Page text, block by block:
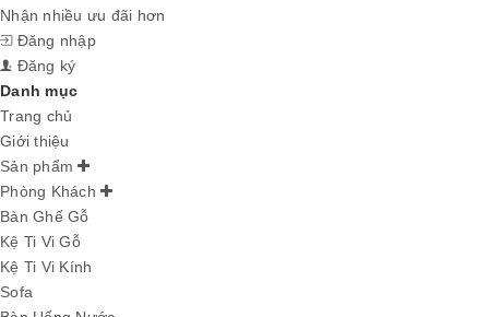
Nhận nhiều ưu đãi hơn
Đăng nhập
Đăng ký
Danh mục
Trang chủ
Giới thiệu
Sản phẩm
Phòng Khách
Bàn Ghế Gỗ
Kệ Ti Vi Gỗ
Kệ Ti Vi Kính
Sofa